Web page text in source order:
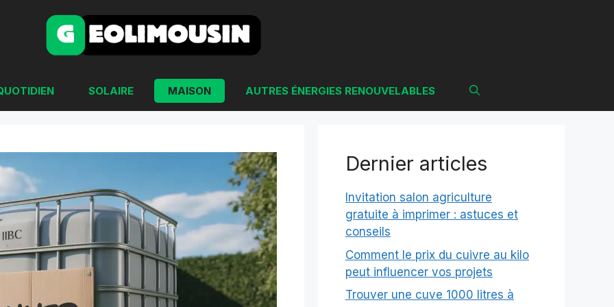
SOLAIRE MAISON AUTRES ÉNERGIES RENOUVELABLES
Dernier articles
Invitation salon agriculture
gratuite à imprimer : astuces et
conseils
Comment le prix du cuivre au kilo
peut influencer vos projets
Trouver une cuve 1000 litres à